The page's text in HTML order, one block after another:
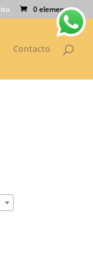
0 elementos
Contacto